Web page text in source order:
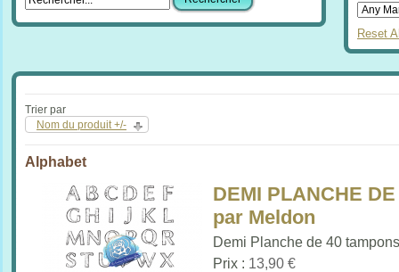
Reset
Trier par
Nom du produit +/-
Alphabet
DEMI PLANCHE
par Meldon
Demi Planche de 40
Prix : 13,90 €